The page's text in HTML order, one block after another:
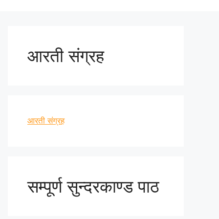
आरती संग्रह
आरती संग्रह
सम्पूर्ण सुन्दरकाण्ड पाठ